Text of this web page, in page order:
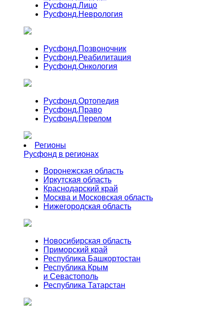
Русфонд.Лицо
Русфонд.Неврология
Русфонд.Позвоночник
Русфонд.Реабилитация
Русфонд.Онкология
Русфонд.Ортопедия
Русфонд.Право
Русфонд.Перелом
Регионы
Русфонд в регионах
Воронежская область
Иркутская область
Краснодарский край
Москва и Московская область
Нижегородская область
Новосибирская область
Приморский край
Республика Башкортостан
Республика Крым
и Севастополь
Республика Татарстан